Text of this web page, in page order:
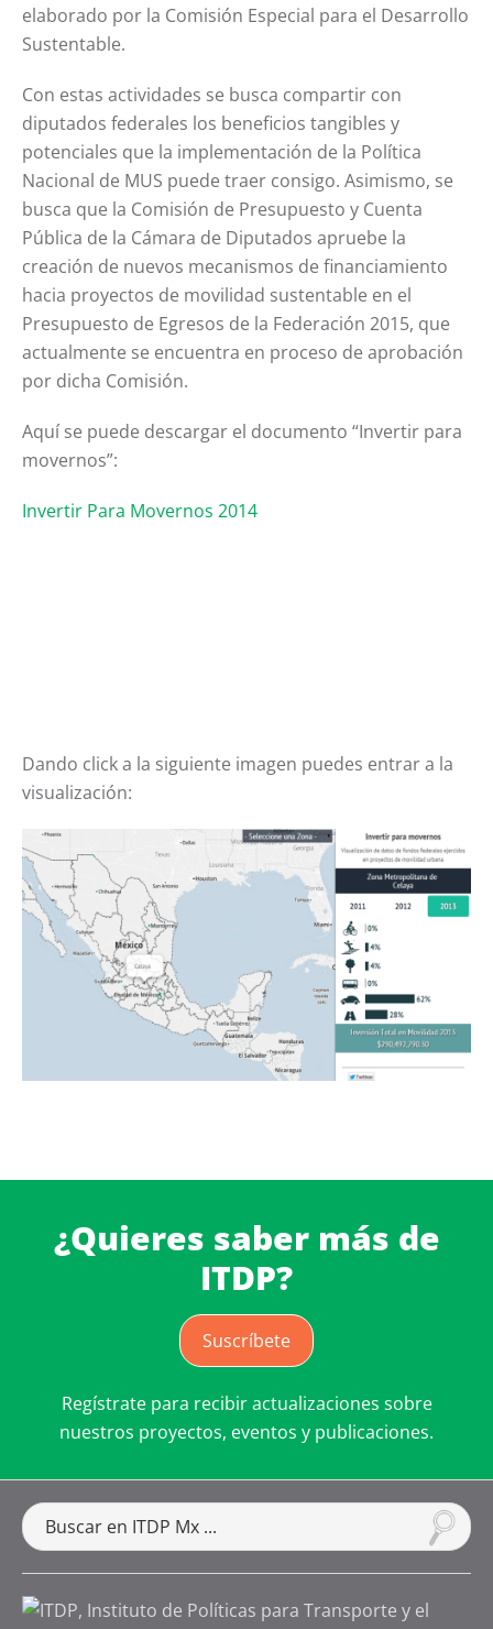
elaborado por la Comisión Especial para el Desarrollo
Sustentable.
Con estas actividades se busca compartir con
diputados federales los beneficios tangibles y
potenciales que la implementación de la Política
Nacional de MUS puede traer consigo. Asimismo, se
busca que la Comisión de Presupuesto y Cuenta
Pública de la Cámara de Diputados apruebe la
creación de nuevos mecanismos de financiamiento
hacia proyectos de movilidad sustentable en el
Presupuesto de Egresos de la Federación 2015, que
actualmente se encuentra en proceso de aprobación
por dicha Comisión.
Aquí se puede descargar el documento “Invertir para
movernos”:
Invertir Para Movernos 2014
Dando click a la siguiente imagen puedes entrar a la
visualización:
¿Quieres saber más de
ITDP?
Suscríbete
Regístrate para recibir actualizaciones sobre
nuestros proyectos, eventos y publicaciones.